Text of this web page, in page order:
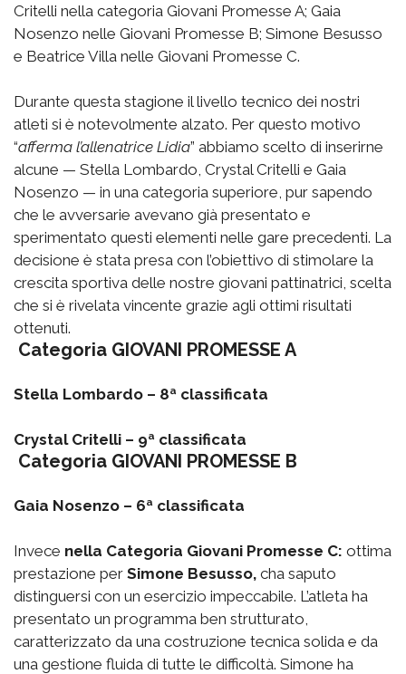
Critelli nella categoria Giovani Promesse A; Gaia
Nosenzo nelle Giovani Promesse B; Simone Besusso
e Beatrice Villa nelle Giovani Promesse C.
Durante questa stagione il livello tecnico dei nostri
atleti si è notevolmente alzato. Per questo motivo
“afferma l’allenatrice Lidia” abbiamo scelto di inserirne
alcune — Stella Lombardo, Crystal Critelli e Gaia
Nosenzo — in una categoria superiore, pur sapendo
che le avversarie avevano già presentato e
sperimentato questi elementi nelle gare precedenti. La
decisione è stata presa con l’obiettivo di stimolare la
crescita sportiva delle nostre giovani pattinatrici, scelta
che si è rivelata vincente grazie agli ottimi risultati
ottenuti.
Categoria GIOVANI PROMESSE A
Stella Lombardo – 8ª classificata
Crystal Critelli – 9ª classificata
Categoria GIOVANI PROMESSE B
Gaia Nosenzo – 6ª classificata
Invece nella Categoria Giovani Promesse C: ottima
prestazione per Simone Besusso, cha saputo
distinguersi con un esercizio impeccabile. L’atleta ha
presentato un programma ben strutturato,
caratterizzato da una costruzione tecnica solida e da
una gestione fluida di tutte le difficoltà. Simone ha